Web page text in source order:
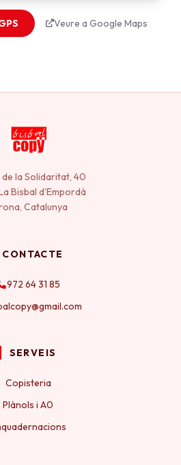
Veure a Google Maps
la Solidaritat, 40
Bisbal d'Empordà
Catalunya
CONTACTE
972 64 31 85
SERVEIS
Copisteria
Plànols i A0